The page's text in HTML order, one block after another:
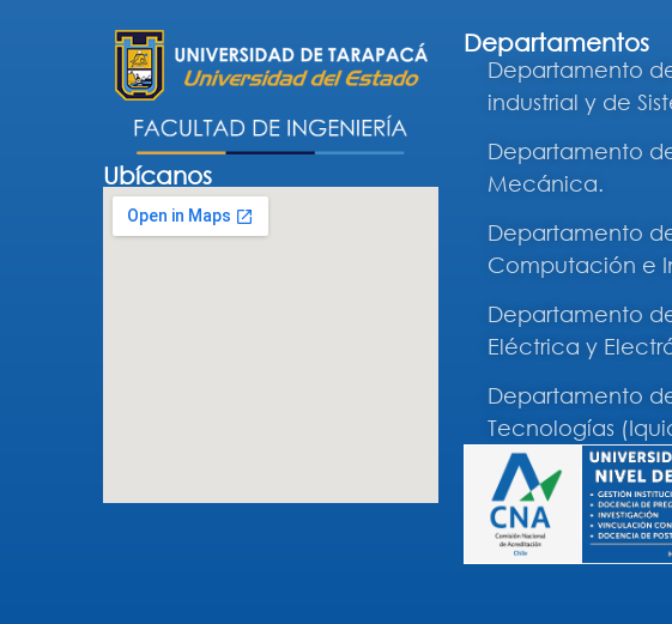
Ubícanos
Departamentos
Departamento
industrial y de
Departamento
Mecánica.
Departamento
Computación e
Departamento
Eléctrica y
Departamento
Tecnologías